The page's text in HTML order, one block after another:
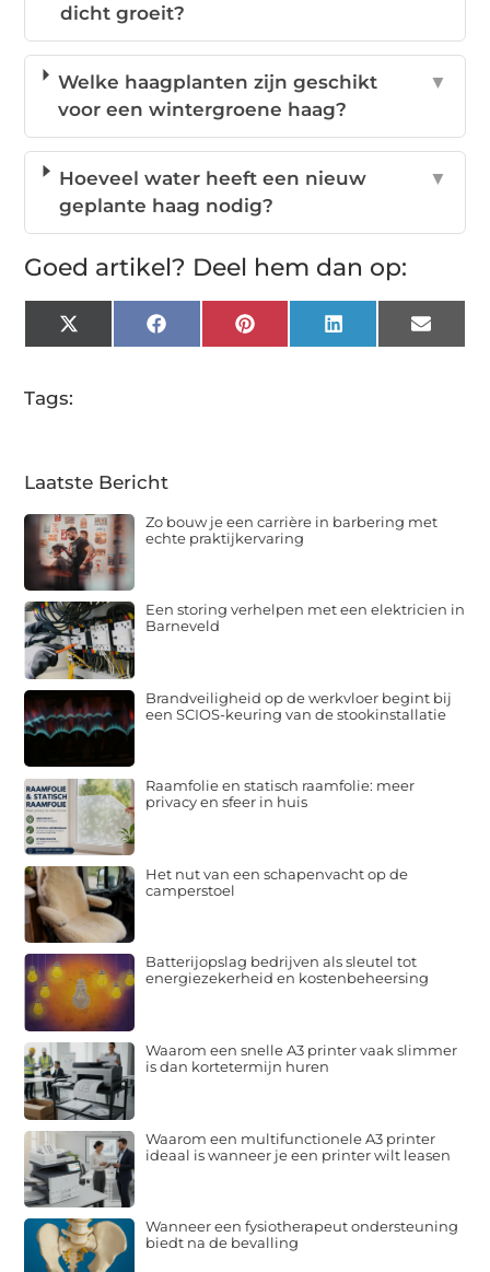
dicht groeit?
Welke haagplanten zijn geschikt
voor een wintergroene haag?
▼
Hoeveel water heeft een nieuw
geplante haag nodig?
▼
Goed artikel? Deel hem dan op:
X
(Twitter)
FacebookPinterestLinkedInEmail
Tags:
Laatste Bericht
Zo bouw je een carrière in barbering met
echte praktijkervaring
Een storing verhelpen met een elektricien in
Barneveld
Brandveiligheid op de werkvloer begint bij
een SCIOS-keuring van de stookinstallatie
Raamfolie en statisch raamfolie: meer
privacy en sfeer in huis
Het nut van een schapenvacht op de
camperstoel
Batterijopslag bedrijven als sleutel tot
energiezekerheid en kostenbeheersing
Waarom een snelle A3 printer vaak slimmer
is dan kortetermijn huren
Waarom een multifunctionele A3 printer
ideaal is wanneer je een printer wilt leasen
Wanneer een fysiotherapeut ondersteuning
biedt na de bevalling